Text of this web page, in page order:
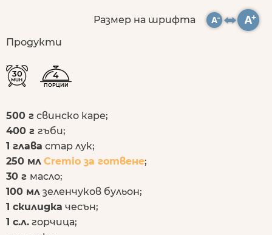
Размер на шрифта
Продукти
30
мин. 4
ПОРЦИИ
500 г свинско каре;
400 г гъби;
1 глава стар лук;
250 мл Cremio за готвене;
30 г масло;
100 мл зеленчуков бульон;
1 скилидка чесън;
1 с.л. горчица;